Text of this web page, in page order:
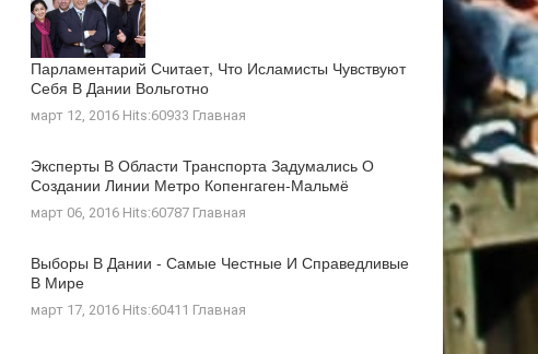
Парламентарий Считает, Что Исламисты Чувствуют
Себя В Дании Вольготно
март 12, 2016 Hits:60933 Главная
Эксперты В Области Транспорта Задумались О
Создании Линии Метро Копенгаген-Мальмё
март 06, 2016 Hits:60787 Главная
Выборы В Дании - Самые Честные И Справедливые
В Мире
март 17, 2016 Hits:60411 Главная